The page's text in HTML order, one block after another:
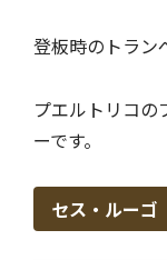
登板時のトラン
プエルトリコの
ーです。
セス・ルー